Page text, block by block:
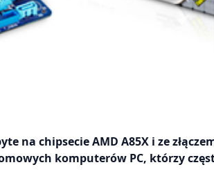
na chipsecie AMD A85X i ze
komputerów PC, którzy